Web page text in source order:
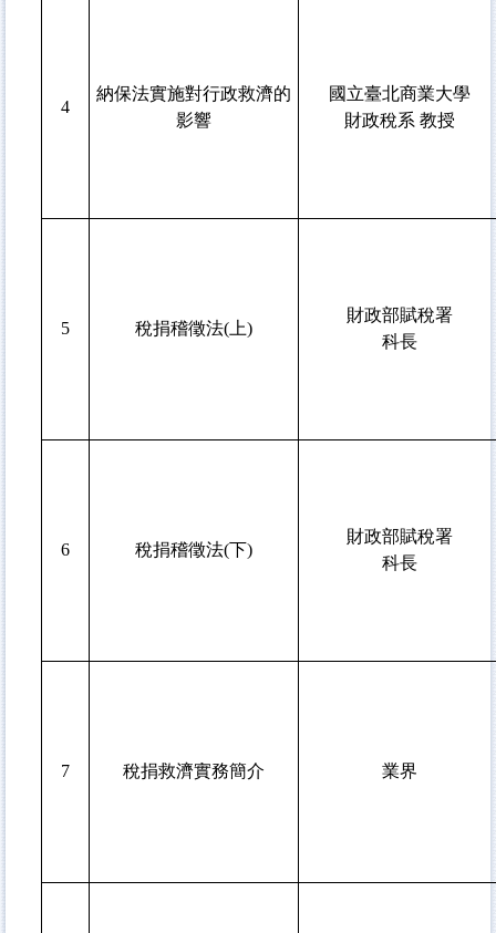
4
納保法實施對行政救濟的
影響
國立臺北商業大學
財政稅系 教授
5 稅捐稽徵法(上)
財政部賦稅署
科長
6 稅捐稽徵法(下)
財政部賦稅署
科長
7 稅捐救濟實務簡介 業界